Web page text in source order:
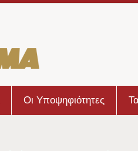
Οι Υποψηφιότητες